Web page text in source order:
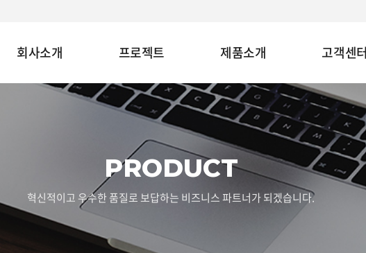
회사소개 프로젝트 제품소개 고객센터
PRODUCT
혁신적이고 우수한 품질로 보답하는 비즈니스 파트너가 되겠습니다.